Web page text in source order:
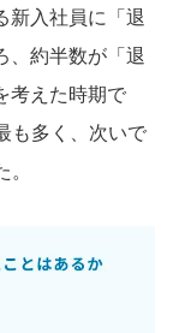
入社員に「退
、約半数が「退
考えた時期で
も多く、次いで